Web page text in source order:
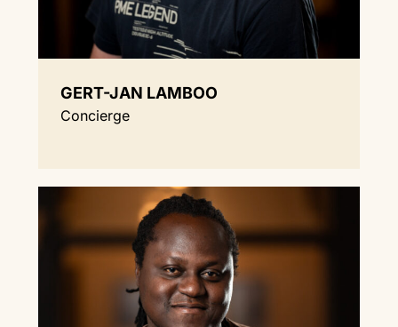
GERT-JAN LAMBOO
Concierge